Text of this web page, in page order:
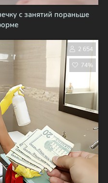
с занятий пораньше
2 654
74%